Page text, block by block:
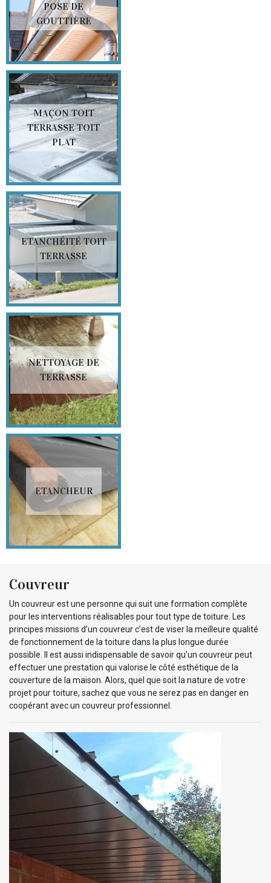
POSE DE
GOUTTIÈRE
MAÇON TOIT
TERRASSE TOIT
PLAT
ETANCHÉITÉ TOIT
TERRASSE
NETTOYAGE DE
TERRASSE
ETANCHEUR
Couvreur
Un couvreur est une personne qui suit une formation complète
pour les interventions réalisables pour tout type de toiture. Les
principes missions d’un couvreur c’est de viser la meilleure qualité
de fonctionnement de la toiture dans la plus longue durée
possible. Il est aussi indispensable de savoir qu’un couvreur peut
effectuer une prestation qui valorise le côté esthétique de la
couverture de la maison. Alors, quel que soit la nature de votre
projet pour toiture, sachez que vous ne serez pas en danger en
coopérant avec un couvreur professionnel.